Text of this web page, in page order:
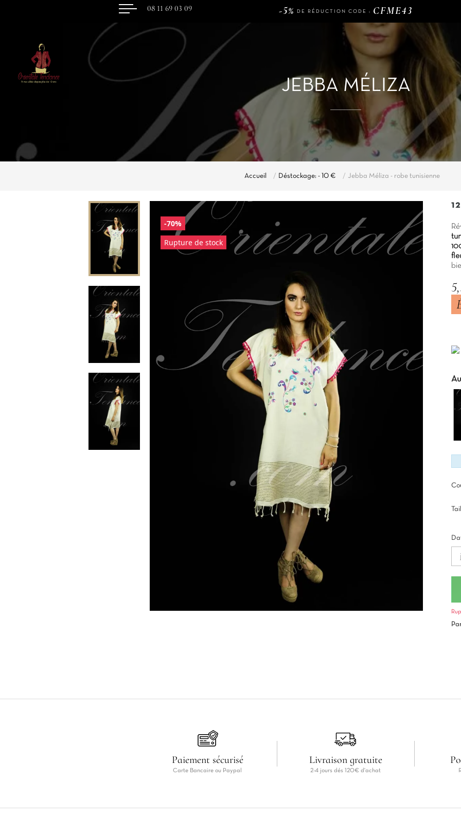
LIVRAISON GRATUITE DÈS 120€ D'ACHAT
DE RÉDUCTION CODE :CFME43
08 11 69 03 09
JEBBA MÉLIZA
Accueil Déstockage: - 10 € Jebba Méliza - robe tunisienne
-70%
Rupture de stock
Paiement sécurisé
Carte Bancaire ou Paypal
Livraison gratuite
2-4 jours dés 120€ d'achat